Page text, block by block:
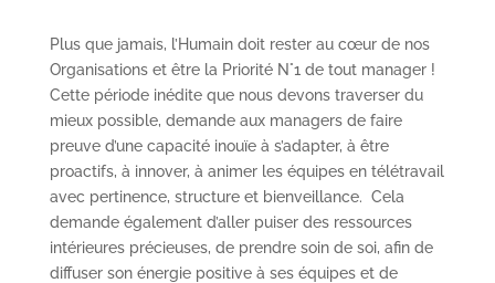
Plus que jamais, l’Humain doit rester au cœur de nos
Organisations et être la Priorité N°1 de tout manager !
Cette période inédite que nous devons traverser du
mieux possible, demande aux managers de faire
preuve d’une capacité inouïe à s’adapter, à être
proactifs, à innover, à animer les équipes en télétravail
avec pertinence, structure et bienveillance. Cela
demande également d’aller puiser des ressources
intérieures précieuses, de prendre soin de soi, afin de
diffuser son énergie positive à ses équipes et de